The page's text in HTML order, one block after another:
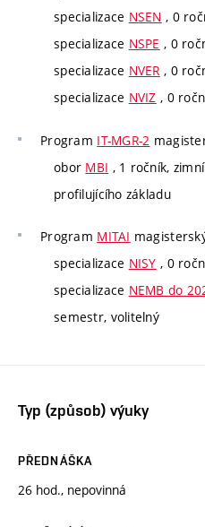
specializace NSEN , 0
specializace NSPE , 0
specializace NVER , 0
specializace NVIZ , 0
Program IT-MGR-2
obor MBI , 1 ročník,
profilujícího základu
Program MITAI
specializace NISY , 0
specializace NEMB do
semestr, volitelný
Typ (způsob) výuky
PŘEDNÁŠKA
26 hod., nepovinná